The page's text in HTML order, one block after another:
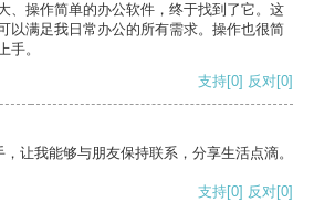
、操作简单的办公软件，终于找到了它。这
以满足我日常办公的所有需求。操作也很简
手。
支持[0] 反对[0]
让我能够与朋友保持联系，分享生活点滴。
支持[0] 反对[0]